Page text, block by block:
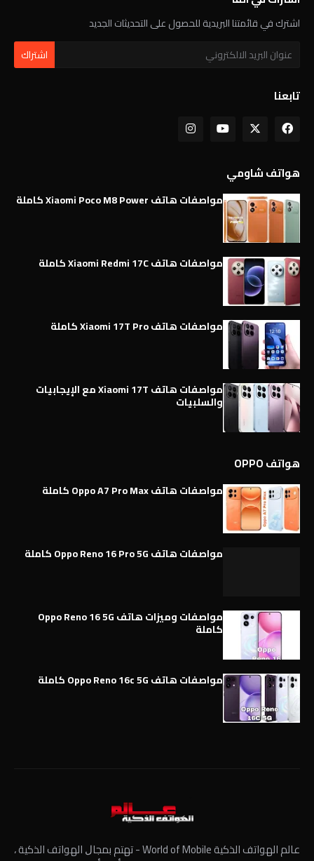
اشترك في قائمتنا البريدية للحصول على التحديثات الجديد
تابعنا
هواتف شاومي
مواصفات هاتف Xiaomi Poco M8 Power كاملة
مواصفات هاتف Xiaomi Redmi 17C كاملة
مواصفات هاتف Xiaomi 17T Pro كاملة
مواصفات هاتف Xiaomi 17T مع الإيجابيات
والسلبيات
هواتف OPPO
مواصفات هاتف Oppo A7 Pro Max كاملة
مواصفات هاتف Oppo Reno 16 Pro 5G كاملة
مواصفات وميزات هاتف Oppo Reno 16 5G
كاملة
مواصفات هاتف Oppo Reno 16c 5G كاملة
عالم الهواتف الذكية World of Mobile - ﺗﻬﺘﻢ ﺑﻤﺠﺎﻝ الهواتف الذكية ،